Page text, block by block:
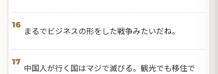
16
まるでビジネスの形をした戦争みたいだね。
17
中国人が行く国はマジで滅びる。観光でも移住で